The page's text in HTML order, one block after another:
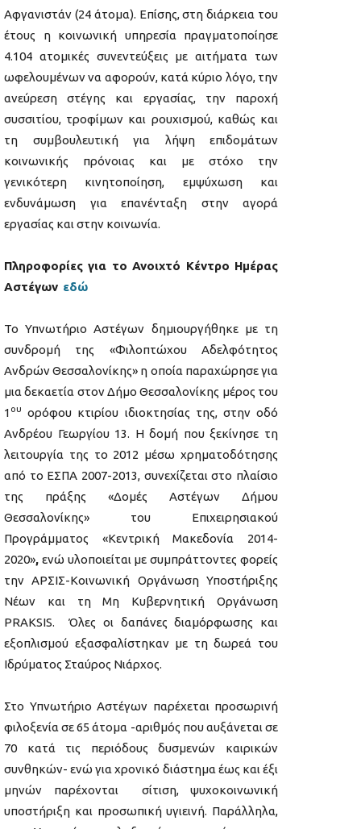
Αφγανιστάν (24 άτομα). Επίσης, στη διάρκεια του
έτους η κοινωνική υπηρεσία πραγματοποίησε
4.104 ατομικές συνεντεύξεις με αιτήματα των
ωφελουμένων να αφορούν, κατά κύριο λόγο, την
ανεύρεση στέγης και εργασίας, την παροχή
συσσιτίου, τροφίμων και ρουχισμού, καθώς και
τη συμβουλευτική για λήψη επιδομάτων
κοινωνικής πρόνοιας και με στόχο την
γενικότερη κινητοποίηση, εμψύχωση και
ενδυνάμωση για επανένταξη στην αγορά
εργασίας και στην κοινωνία.
Πληροφορίες για το Ανοιχτό Κέντρο Ημέρας
Αστέγων εδώ
Το Υπνωτήριο Αστέγων δημιουργήθηκε με τη
συνδρομή της «Φιλοπτώχου Αδελφότητος
Ανδρών Θεσσαλονίκης» η οποία παραχώρησε για
μια δεκαετία στον Δήμο Θεσσαλονίκης μέρος του
1 ου
ορόφου κτιρίου ιδιοκτησίας της, στην οδό
Ανδρέου Γεωργίου 13. Η δομή που ξεκίνησε τη
λειτουργία της το 2012 μέσω χρηματοδότησης
από το ΕΣΠΑ 2007-2013, συνεχίζεται στο πλαίσιο
της πράξης «Δομές Αστέγων Δήμου
Θεσσαλονίκης» του Επιχειρησιακού
Προγράμματος «Κεντρική Μακεδονία 2014-
2020», ενώ υλοποιείται με συμπράττοντες φορείς
την ΑΡΣΙΣ-Κοινωνική Οργάνωση Υποστήριξης
Νέων και τη Μη Κυβερνητική Οργάνωση
PRAKSIS. Όλες οι δαπάνες διαμόρφωσης και
εξοπλισμού εξασφαλίστηκαν με τη δωρεά του
Ιδρύματος Σταύρος Νιάρχος.
Στο Υπνωτήριο Αστέγων παρέχεται προσωρινή
φιλοξενία σε 65 άτομα -αριθμός που αυξάνεται σε
70 κατά τις περιόδους δυσμενών καιρικών
συνθηκών- ενώ για χρονικό διάστημα έως και έξι
μηνών παρέχονται σίτιση, ψυχοκοινωνική
υποστήριξη και προσωπική υγιεινή. Παράλληλα,